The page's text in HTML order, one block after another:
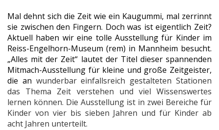
Mal dehnt sich die Zeit wie ein Kaugummi, mal zerrinnt
sie zwischen den Fingern. Doch was ist eigentlich Zeit?
Aktuell haben wir eine tolle Ausstellung für Kinder im
Reiss-Engelhorn-Museum (rem) in Mannheim besucht.
„Alles mit der Zeit“ lautet der Titel dieser spannenden
Mitmach-Ausstellung für kleine und große Zeitgeister,
die an wunderbar einfallsreich gestalteten Stationen
das Thema Zeit verstehen und viel Wissenswertes
lernen können. Die Ausstellung ist in zwei Bereiche für
Kinder von vier bis sieben Jahren und für Kinder ab
acht Jahren unterteilt.